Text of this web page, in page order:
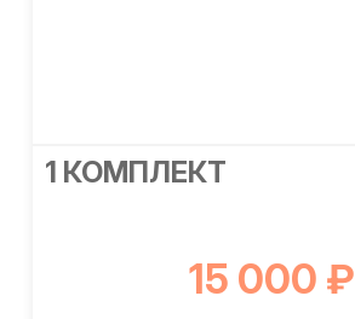
1 КОМПЛЕКТ
15 000 ₽